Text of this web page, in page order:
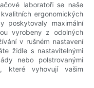
laboratoři se naše
ergonomických
poskytovaly maximální
vyrobeny z odolných
v rušném nastavení
židle s nastavitelnými
nebo polstrovanými
které vyhovují vašim